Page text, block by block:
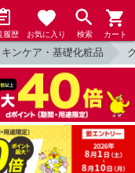
履歴 お気に入り 検索 カート
キンケア・基礎化粧品